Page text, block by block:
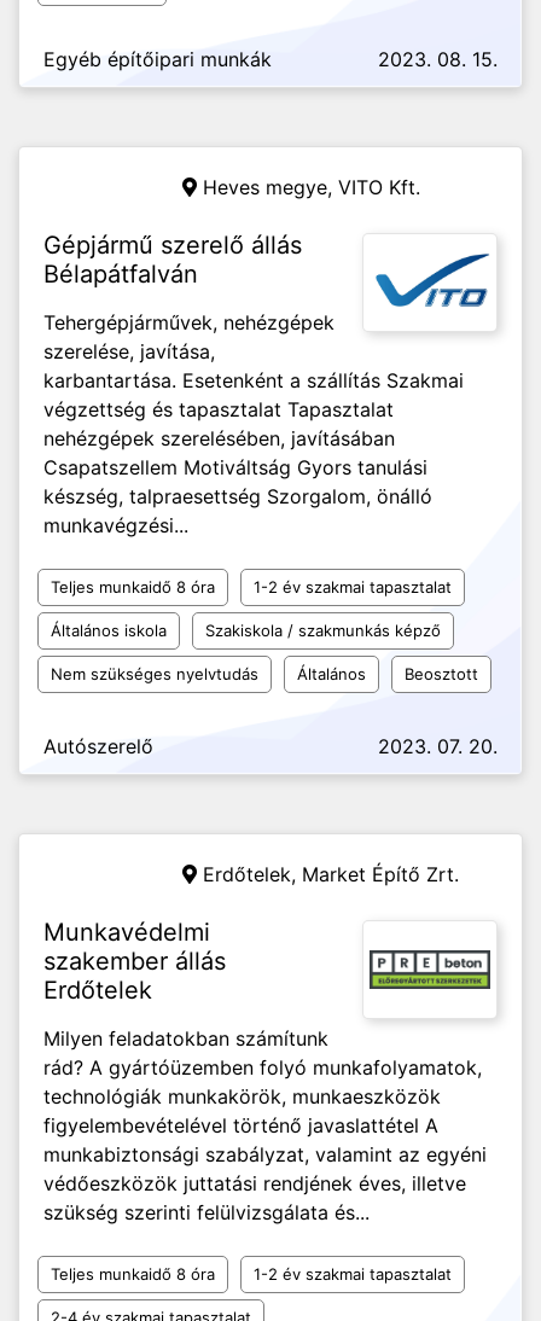
Egyéb építőipari munkák 2023. 08. 15.
Heves megye, VITO Kft.
Gépjármű szerelő állás
Bélapátfalván
Tehergépjárművek, nehézgépek
szerelése, javítása,
karbantartása. Esetenként a szállítás Szakmai
végzettség és tapasztalat Tapasztalat
nehézgépek szerelésében, javításában
Csapatszellem Motiváltság Gyors tanulási
készség, talpraesettség Szorgalom, önálló
munkavégzési...
Teljes munkaidő 8 óra 1-2 év szakmai tapasztalat
Általános iskola Szakiskola / szakmunkás képző
Nem szükséges nyelvtudás Általános Beosztott
Autószerelő 2023. 07. 20.
Erdőtelek, Market Építő Zrt.
Munkavédelmi
szakember állás
Erdőtelek
Milyen feladatokban számítunk
rád? A gyártóüzemben folyó munkafolyamatok,
technológiák munkakörök, munkaeszközök
figyelembevételével történő javaslattétel A
munkabiztonsági szabályzat, valamint az egyéni
védőeszközök juttatási rendjének éves, illetve
szükség szerinti felülvizsgálata és...
Teljes munkaidő 8 óra 1-2 év szakmai tapasztalat